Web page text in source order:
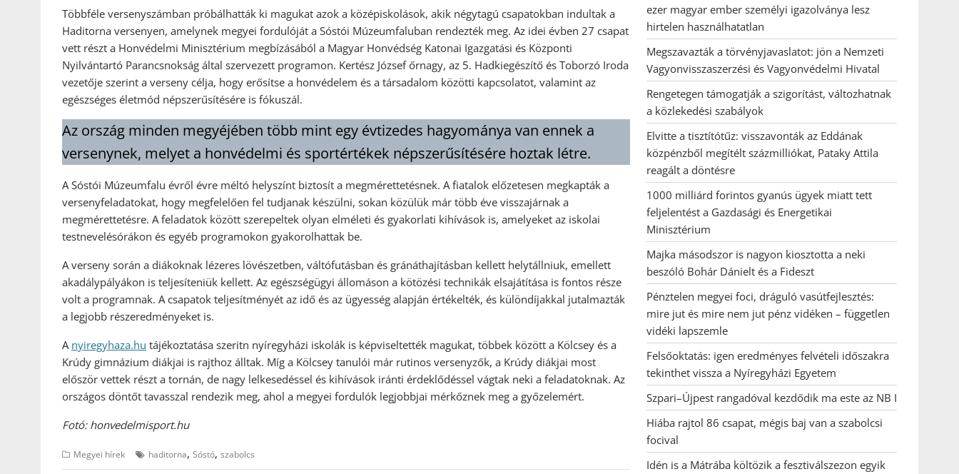
Többféle versenyszámban próbálhatták ki magukat azok a középiskolások, akik négytagú csapatokban indultak a
Haditorna versenyen, amelynek megyei fordulóját a Sóstói Múzeumfaluban rendezték meg. Az idei évben 27 csapat
vett részt a Honvédelmi Minisztérium megbízásából a Magyar Honvédség Katonai Igazgatási és Központi
Nyilvántartó Parancsnokság által szervezett programon. Kertész József őrnagy, az 5. Hadkiegészítő és Toborzó Iroda
vezetője szerint a verseny célja, hogy erősítse a honvédelem és a társadalom közötti kapcsolatot, valamint az
egészséges életmód népszerűsítésére is fókuszál.
Az ország minden megyéjében több mint egy évtizedes hagyománya van ennek a
versenynek, melyet a honvédelmi és sportértékek népszerűsítésére hoztak létre.
A Sóstói Múzeumfalu évről évre méltó helyszínt biztosít a megmérettetésnek. A fiatalok előzetesen megkapták a
versenyfeladatokat, hogy megfelelően fel tudjanak készülni, sokan közülük már több éve visszajárnak a
megmérettetésre. A feladatok között szerepeltek olyan elméleti és gyakorlati kihívások is, amelyeket az iskolai
testnevelésórákon és egyéb programokon gyakorolhattak be.
A verseny során a diákoknak lézeres lövészetben, váltófutásban és gránáthajításban kellett helytállniuk, emellett
akadálypályákon is teljesíteniük kellett. Az egészségügyi állomáson a kötözési technikák elsajátítása is fontos része
volt a programnak. A csapatok teljesítményét az idő és az ügyesség alapján értékelték, és különdíjakkal jutalmazták
a legjobb részeredményeket is.
A nyiregyhaza.hu tájékoztatása szeritn nyíregyházi iskolák is képviseltették magukat, többek között a Kölcsey és a
Krúdy gimnázium diákjai is rajthoz álltak. Míg a Kölcsey tanulói már rutinos versenyzők, a Krúdy diákjai most
először vettek részt a tornán, de nagy lelkesedéssel és kihívások iránti érdeklődéssel vágtak neki a feladatoknak. Az
országos döntőt tavasszal rendezik meg, ahol a megyei fordulók legjobbjai mérkőznek meg a győzelemért.
Fotó: honvedelmisport.hu
Megyei hírek haditorna, Sóstó, szabolcs
ezer magyar ember személyi igazolványa lesz
hirtelen használhatatlan
Megszavazták a törvényjavaslatot: jön a Nemzeti
Vagyonvisszaszerzési és Vagyonvédelmi Hivatal
Rengetegen támogatják a szigorítást, változhatnak
a közlekedési szabályok
Elvitte a tisztítótűz: visszavonták az Eddának
közpénzből megítélt százmilliókat, Pataky Attila
reagált a döntésre
1000 milliárd forintos gyanús ügyek miatt tett
feljelentést a Gazdasági és Energetikai
Minisztérium
Majka másodszor is nagyon kiosztotta a neki
beszóló Bohár Dánielt és a Fideszt
Pénztelen megyei foci, dráguló vasútfejlesztés:
mire jut és mire nem jut pénz vidéken – független
vidéki lapszemle
Felsőoktatás: igen eredményes felvételi időszakra
tekinthet vissza a Nyíregyházi Egyetem
Szpari–Újpest rangadóval kezdődik ma este az NB I
Hiába rajtol 86 csapat, mégis baj van a szabolcsi
focival
Idén is a Mátrába költözik a fesztiválszezon egyik